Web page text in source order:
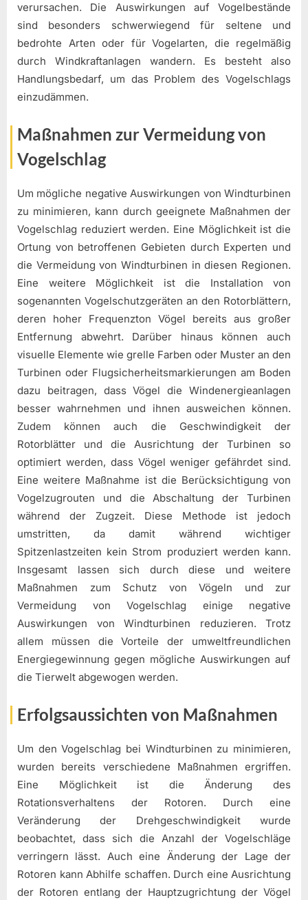
verursachen. Die Auswirkungen auf Vogelbestände
sind besonders schwerwiegend für seltene und
bedrohte Arten oder für Vogelarten, die regelmäßig
durch Windkraftanlagen wandern. Es besteht also
Handlungsbedarf, um das Problem des Vogelschlags
einzudämmen.
Maßnahmen zur Vermeidung von
Vogelschlag
Um mögliche negative Auswirkungen von Windturbinen
zu minimieren, kann durch geeignete Maßnahmen der
Vogelschlag reduziert werden. Eine Möglichkeit ist die
Ortung von betroffenen Gebieten durch Experten und
die Vermeidung von Windturbinen in diesen Regionen.
Eine weitere Möglichkeit ist die Installation von
sogenannten Vogelschutzgeräten an den Rotorblättern,
deren hoher Frequenzton Vögel bereits aus großer
Entfernung abwehrt. Darüber hinaus können auch
visuelle Elemente wie grelle Farben oder Muster an den
Turbinen oder Flugsicherheitsmarkierungen am Boden
dazu beitragen, dass Vögel die Windenergieanlagen
besser wahrnehmen und ihnen ausweichen können.
Zudem können auch die Geschwindigkeit der
Rotorblätter und die Ausrichtung der Turbinen so
optimiert werden, dass Vögel weniger gefährdet sind.
Eine weitere Maßnahme ist die Berücksichtigung von
Vogelzugrouten und die Abschaltung der Turbinen
während der Zugzeit. Diese Methode ist jedoch
umstritten, da damit während wichtiger
Spitzenlastzeiten kein Strom produziert werden kann.
Insgesamt lassen sich durch diese und weitere
Maßnahmen zum Schutz von Vögeln und zur
Vermeidung von Vogelschlag einige negative
Auswirkungen von Windturbinen reduzieren. Trotz
allem müssen die Vorteile der umweltfreundlichen
Energiegewinnung gegen mögliche Auswirkungen auf
die Tierwelt abgewogen werden.
Erfolgsaussichten von Maßnahmen
Um den Vogelschlag bei Windturbinen zu minimieren,
wurden bereits verschiedene Maßnahmen ergriffen.
Eine Möglichkeit ist die Änderung des
Rotationsverhaltens der Rotoren. Durch eine
Veränderung der Drehgeschwindigkeit wurde
beobachtet, dass sich die Anzahl der Vogelschläge
verringern lässt. Auch eine Änderung der Lage der
Rotoren kann Abhilfe schaffen. Durch eine Ausrichtung
der Rotoren entlang der Hauptzugrichtung der Vögel